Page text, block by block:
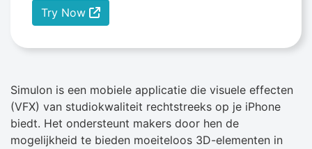
Try Now
Simulon is een mobiele applicatie die visuele effecten
(VFX) van studiokwaliteit rechtstreeks op je iPhone
biedt. Het ondersteunt makers door hen de
mogelijkheid te bieden moeiteloos 3D-elementen in